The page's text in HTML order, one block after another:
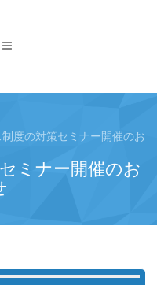
度の対策セミナー開催のお
ミナー開催のお